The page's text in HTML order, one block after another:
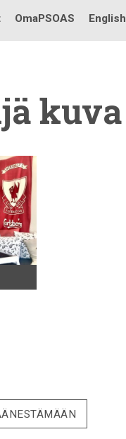
OmaPSOAS English
kuva